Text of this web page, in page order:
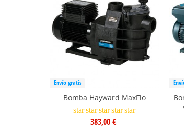
Envío gratis
Bomba Hayward MaxFlo
starstarstarstarstar
383,00 €